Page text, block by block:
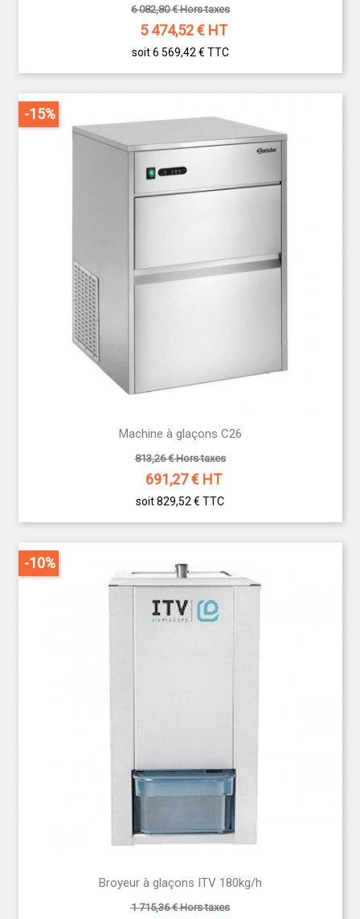
6 082,80 € Hors taxes
5 474,52€ HT
soit 6 569,42 € TTC
Machine à glaçons C26
813,26 € Hors taxes
691,27€ HT
soit 829,52 € TTC
-15%
Broyeur à glaçons ITV 180kg/h
1 715,36 € Hors taxes
-10%